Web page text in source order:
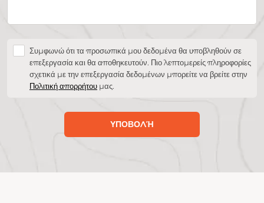
Συμφωνώ ότι τα προσωπικά μου δεδομένα θα υποβληθούν σε
επεξεργασία και θα αποθηκευτούν. Πιο λεπτομερείς πληροφορίες
σχετικά με την επεξεργασία δεδομένων μπορείτε να βρείτε στην
Πολιτική απορρήτου μας.
ΥΠΟΒΟΛΉ